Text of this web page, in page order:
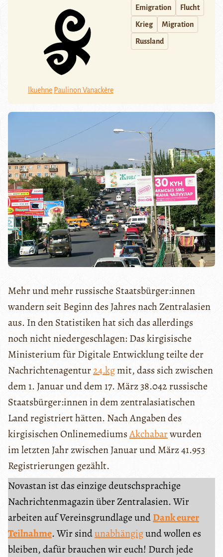
lkuehne Paulinon Vanackère
Emigration Flucht
Krieg Migration
Russland
Mehr und mehr russische Staatsbürger:innen
wandern seit Beginn des Jahres nach Zentralasien
aus. In den Statistiken hat sich das allerdings
noch nicht niedergeschlagen: Das kirgisische
Ministerium für Digitale Entwicklung teilte der
Nachrichtenagentur24.kgmit, dass sich zwischen
dem 1. Januar und dem 17. März 38.042 russische
Staatsbürger:innen in dem zentralasiatischen
Land registriert hätten. Nach Angaben des
kirgisischen OnlinemediumsAkchabarwurden
im letzten Jahr zwischen Januar und März 41.953
Registrierungen gezählt.
Novastan ist das einzige deutschsprachige
Nachrichtenmagazin über Zentralasien. Wir
arbeiten auf Vereinsgrundlage undDank eurer
Teilnahme. Wir sindunabhängigund wollen es
bleiben, dafür brauchen wir euch! Durch jede